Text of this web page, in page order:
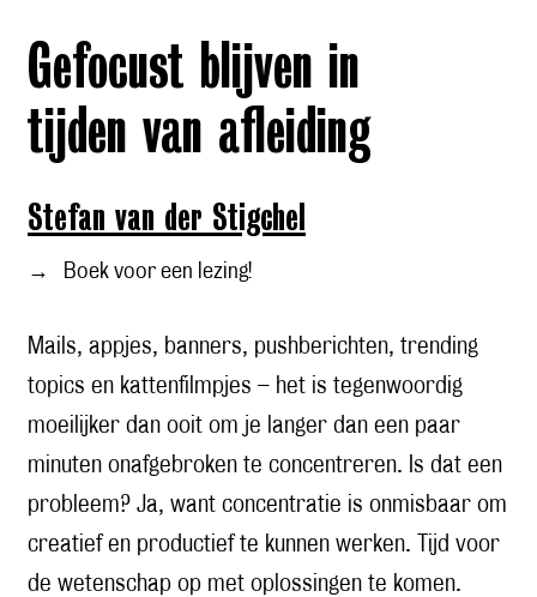
Gefocust blijven in
tijden van afleiding
Stefan van der Stigchel
→ Boek voor een lezing!
Mails, appjes, banners, pushberichten, trending
topics en kattenfilmpjes – het is tegenwoordig
moeilijker dan ooit om je langer dan een paar
minuten onafgebroken te concentreren. Is dat een
probleem? Ja, want concentratie is onmisbaar om
creatief en productief te kunnen werken. Tijd voor
de wetenschap op met oplossingen te komen.